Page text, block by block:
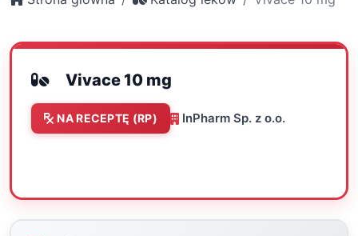
Vivace 10 mg
NA RECEPTĘ (RP) InPharm Sp. z o.o.